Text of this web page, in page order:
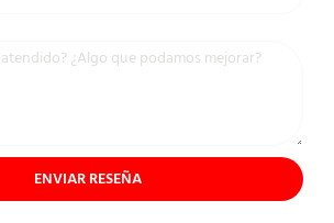
ENVIAR RESEÑA